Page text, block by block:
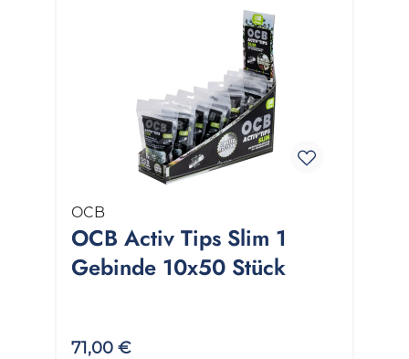
OCB
OCB Activ Tips Slim 1
Gebinde 10x50 Stück
71,00 €